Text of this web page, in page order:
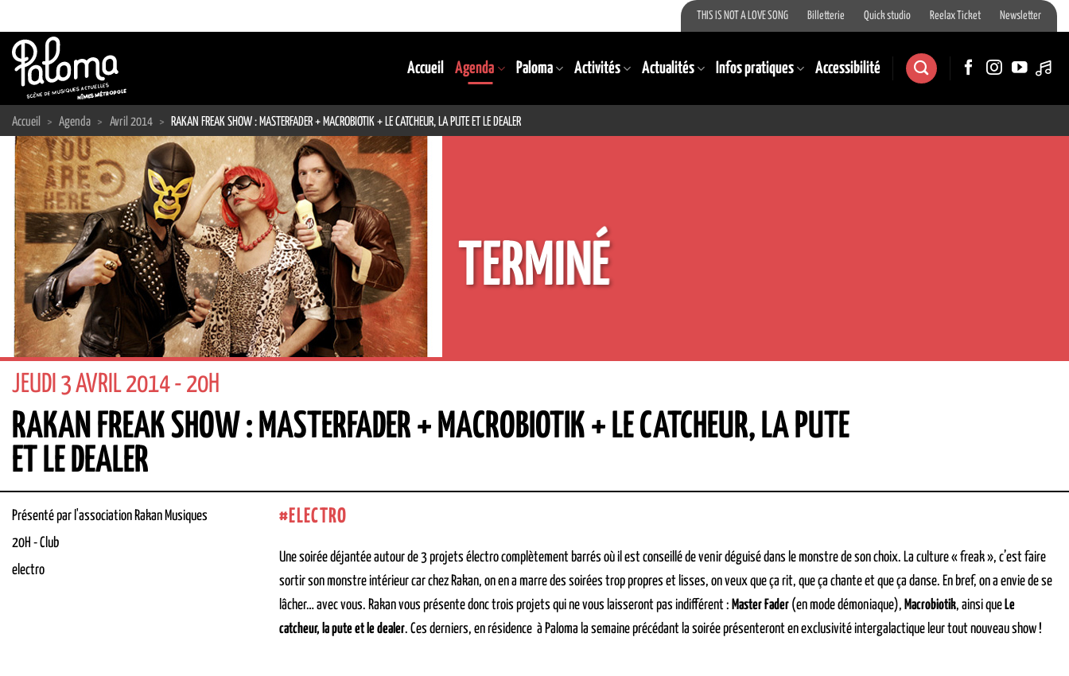
au
contenu
THIS IS NOT A LOVE SONG Billetterie Quick studio Reelax Ticket Newsletter
Accueil Agenda Paloma Activités Actualités Infos pratiques Accessibilité
Accueil > Agenda > Avril 2014 > RAKAN FREAK SHOW : MASTERFADER + MACROBIOTIK + LE CATCHEUR, LA PUTE ET LE DEALER
TERMINÉ
JEUDI 3 AVRIL 2014 - 20H
RAKAN FREAK SHOW : MASTERFADER + MACROBIOTIK + LE CATCHEUR, LA PUTE
ET LE DEALER
Présenté par l'association Rakan Musiques
20H -Club
electro
ELECTRO
Une soirée déjantée autour de 3 projets électro complètement barrés où il est conseillé de venir déguisé dans le monstre de son choix. La culture « freak », c’est faire
sortir son monstre intérieur car chez Rakan, on en a marre des soirées trop propres et lisses, on veux que ça rit, que ça chante et que ça danse. En bref, on a envie de se
lâcher… avec vous. Rakan vous présente donc trois projets qui ne vous laisseront pas indifférent : Master Fader (en mode démoniaque), Macrobiotik, ainsi que Le
catcheur, la pute et le dealer. Ces derniers, en résidence à Paloma la semaine précédant la soirée présenteront en exclusivité intergalactique leur tout nouveau show !